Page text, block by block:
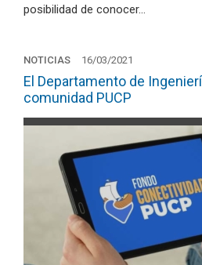
posibilidad de conocer…
NOTICIAS 16/03/2021
El Departamento de
comunidad PUCP